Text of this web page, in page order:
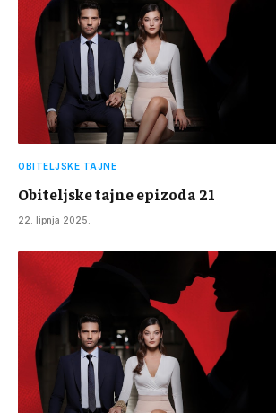
OBITELJSKE TAJNE
Obiteljske tajne epizoda 21
22. lipnja 2025.